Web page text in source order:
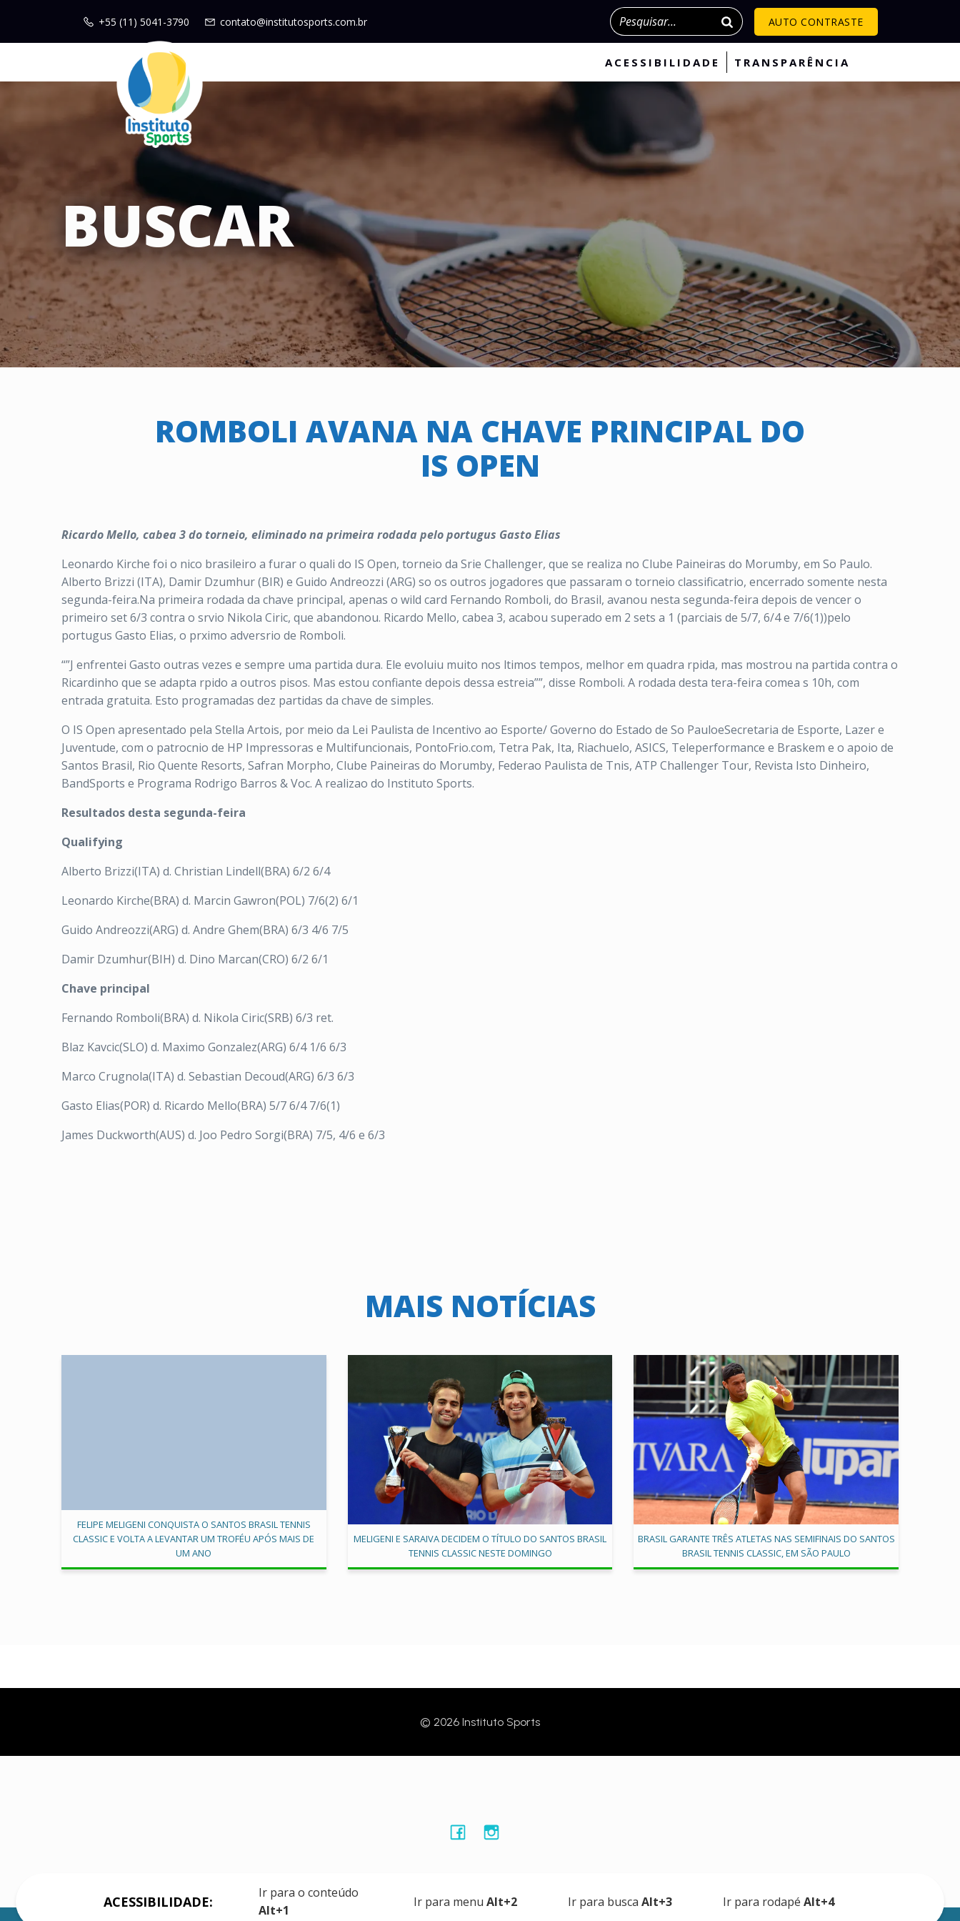
+55 (11) 5041-3790 contato@institutosports.com.br Pesquisar AUTO CONTRASTE
ACESSIBILIDADE TRANSPARÊNCIA
BUSCAR
ROMBOLI AVANA NA CHAVE PRINCIPAL DO
IS OPEN
Ricardo Mello, cabea 3 do torneio, eliminado na primeira rodada pelo portugus Gasto Elias
Leonardo Kirche foi o nico brasileiro a furar o quali do IS Open, torneio da Srie Challenger, que se realiza no Clube Paineiras do Morumby, em So Paulo.
Alberto Brizzi (ITA), Damir Dzumhur (BIR) e Guido Andreozzi (ARG) so os outros jogadores que passaram o torneio classificatrio, encerrado somente nesta
segunda-feira.Na primeira rodada da chave principal, apenas o wild card Fernando Romboli, do Brasil, avanou nesta segunda-feira depois de vencer o
primeiro set 6/3 contra o srvio Nikola Ciric, que abandonou. Ricardo Mello, cabea 3, acabou superado em 2 sets a 1 (parciais de 5/7, 6/4 e 7/6(1))pelo
portugus Gasto Elias, o prximo adversrio de Romboli.
“”J enfrentei Gasto outras vezes e sempre uma partida dura. Ele evoluiu muito nos ltimos tempos, melhor em quadra rpida, mas mostrou na partida contra o
Ricardinho que se adapta rpido a outros pisos. Mas estou confiante depois dessa estreia””, disse Romboli. A rodada desta tera-feira comea s 10h, com
entrada gratuita. Esto programadas dez partidas da chave de simples.
O IS Open apresentado pela Stella Artois, por meio da Lei Paulista de Incentivo ao Esporte/ Governo do Estado de So PauloeSecretaria de Esporte, Lazer e
Juventude, com o patrocnio de HP Impressoras e Multifuncionais, PontoFrio.com, Tetra Pak, Ita, Riachuelo, ASICS, Teleperformance e Braskem e o apoio de
Santos Brasil, Rio Quente Resorts, Safran Morpho, Clube Paineiras do Morumby, Federao Paulista de Tnis, ATP Challenger Tour, Revista Isto Dinheiro,
BandSports e Programa Rodrigo Barros & Voc. A realizao do Instituto Sports.
Resultados desta segunda-feira
Qualifying
Alberto Brizzi(ITA) d. Christian Lindell(BRA) 6/2 6/4
Leonardo Kirche(BRA) d. Marcin Gawron(POL) 7/6(2) 6/1
Guido Andreozzi(ARG) d. Andre Ghem(BRA) 6/3 4/6 7/5
Damir Dzumhur(BIH) d. Dino Marcan(CRO) 6/2 6/1
Chave principal
Fernando Romboli(BRA) d. Nikola Ciric(SRB) 6/3 ret.
Blaz Kavcic(SLO) d. Maximo Gonzalez(ARG) 6/4 1/6 6/3
Marco Crugnola(ITA) d. Sebastian Decoud(ARG) 6/3 6/3
Gasto Elias(POR) d. Ricardo Mello(BRA) 5/7 6/4 7/6(1)
James Duckworth(AUS) d. Joo Pedro Sorgi(BRA) 7/5, 4/6 e 6/3
MAIS NOTÍCIAS
FELIPE MELIGENI CONQUISTA O SANTOS BRASIL TENNIS
CLASSIC E VOLTA A LEVANTAR UM TROFÉU APÓS MAIS DE
UM ANO
MELIGENI E SARAIVA DECIDEM O TÍTULO DO SANTOS BRASIL
TENNIS CLASSIC NESTE DOMINGO
BRASIL GARANTE TRÊS ATLETAS NAS SEMIFINAIS DO SANTOS
BRASIL TENNIS CLASSIC, EM SÃO PAULO
ACESSIBILIDADE:
Ir para o conteúdo
Alt+1
Ir para menu Alt+2 Ir para buscaAlt+3 Ir para rodapé Alt+4
© 2026 Instituto Sports